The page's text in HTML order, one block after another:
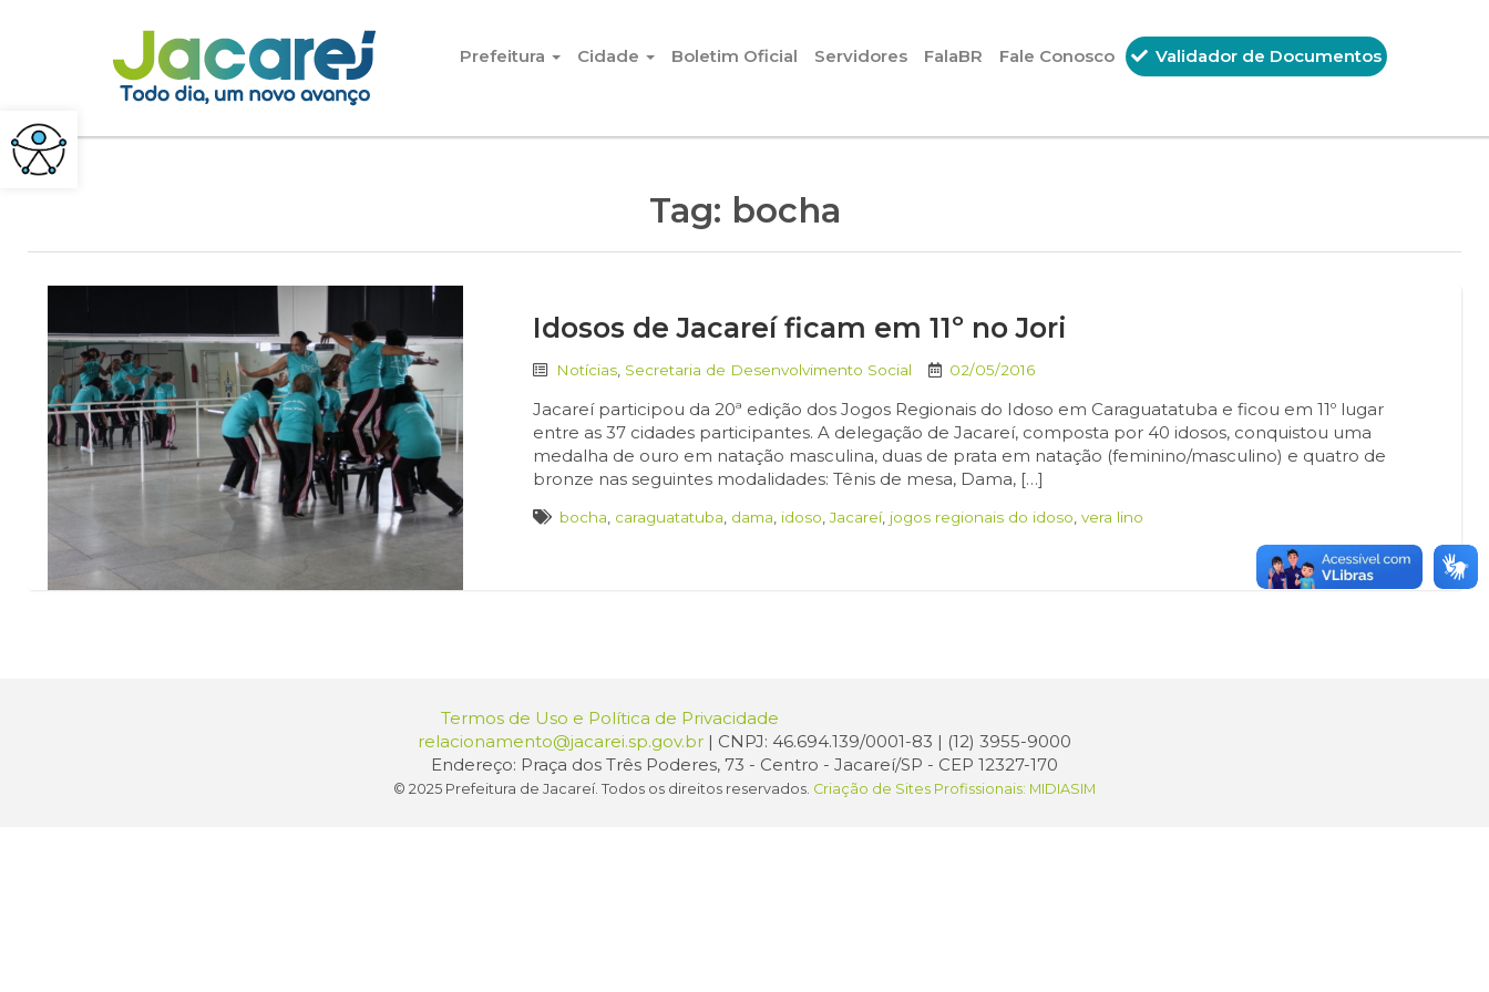
Pular para o conteúdo
Prefeitura
Cidade Boletim Oficial Servidores FalaBR Fale Conosco Validador de Documentos
Tag: bocha
Idosos de Jacareí ficam em 11º no Jori
Notícias Secretaria de Desenvolvimento Social 02/05/2016
Jacareí participou da 20ª edição dos Jogos Regionais do Idoso em Caraguatatuba e ficou em 11º lugar
entre as 37 cidades participantes. A delegação de Jacareí, composta por 40 idosos, conquistou uma
medalha de ouro em natação masculina, duas de prata em natação (feminino/masculino) e quatro de
bronze nas seguintes modalidades: Tênis de mesa, Dama, […]
bocha caraguatatuba dama idoso ,Jacareí, jogos regionais do idoso ,vera lino
Termos de Uso e Política de Privacidade
relacionamento@jacarei.sp.gov.br | CNPJ: 46.694.139/0001-83 | (12) 3955-9000
Endereço: Praça dos Três Poderes, 73 - Centro - Jacareí/SP - CEP 12327-170
© 2025 Prefeitura de Jacareí. Todos os direitos reservados. Criação de Sites Profissionais: MIDIASIM